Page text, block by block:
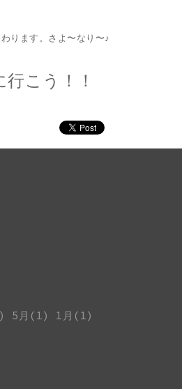
ります。さよ〜なり〜♪
行こう！！
5月(1)
1月(1)